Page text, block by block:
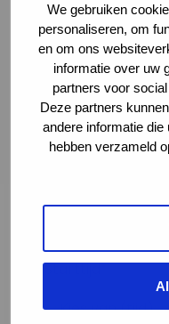
We gebruiken
personaliseren, om
en om ons
informatie over uw
partners voor
Deze partners
andere informatie
hebben verzameld
Volledige
Starttijd*